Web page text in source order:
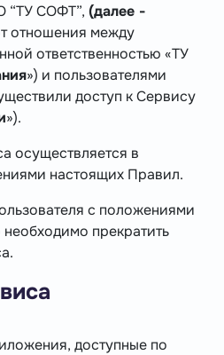
“ТУ СОФТ”, (далее -
отношения между
ответственностью «ТУ
») и пользователями
доступ к Сервису
»).
осуществляется в
настоящих Правил.
с положениями
прекратить
доступные по